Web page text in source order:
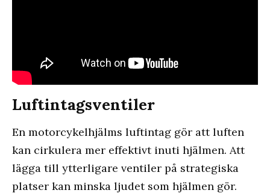
Luftintagsventiler
En motorcykelhjälms luftintag gör att luften
kan cirkulera mer effektivt inuti hjälmen. Att
lägga till ytterligare ventiler på strategiska
platser kan minska ljudet som hjälmen gör.